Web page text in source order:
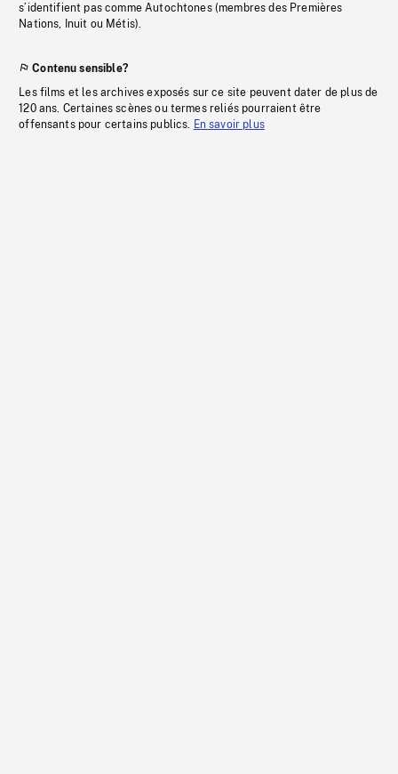
s’identifient pas comme Autochtones (membres des Premières
Nations, Inuit ou Métis).
Contenu sensible?
Les films et les archives exposés sur ce site peuvent dater de plus de
120 ans. Certaines scènes ou termes reliés pourraient être
offensants pour certains publics. En savoir plus